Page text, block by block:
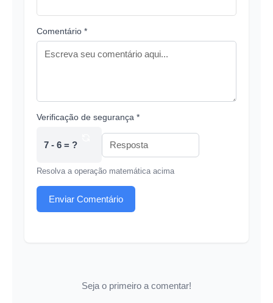
Comentário *
Verificação de segurança *
7 - 6 = ?
Resolva a operação matemática acima
Enviar Comentário
Seja o primeiro a comentar!